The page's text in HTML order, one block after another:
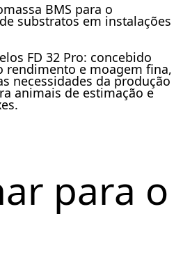
BMS para o
substratos em instalações
FD 32 Pro: concebido
rendimento e moagem fina,
necessidades da produção
animais de estimação e
para o